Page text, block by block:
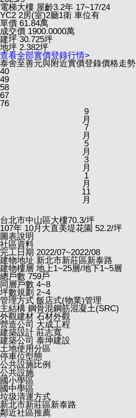
電梯大樓 屋齡3.2年 17~17/24
YC2 2房(室)2廳1衛 車位有
單價 61.84萬
成交價 1900.0000萬
建坪 30.725坪
地坪 2.382坪
查看全部實價登錄行情>
泰舍至善元與附近實價登錄價格走勢
40
49
58
67
76
9
月
7
月
5
月
3
月
1
月
11
月
台北市中山區大樓70.3/坪
107年 10月大直美堤花園 52.2/坪
圖表說明
社區資料
完工日期 2022/07~2022/08
建物地址 新北市新莊區新泰路
建物樓層 地上1~25層/地下1~5層
總戶數 759戶
同層戶數 4~8
坪數規劃 2~4
管理方式 飯店式(物業)管理
主結構 鋼骨混鋼筋混凝土(SRC)
外觀建材 石材外觀
營造公司 大成工程
建築設計 莊志寬
建築公司 泰坤建設
土地使用分區
停車位型態
公共設施比例
公共設施
國小學區
國中學區
垃圾清運方式
新北市新莊區新泰路
鄰近社區推薦